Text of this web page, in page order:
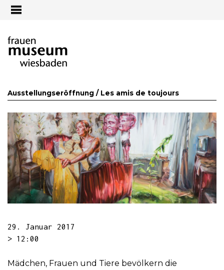
Ausstellungseröffnung / Les amis de toujours
29. Januar 2017
> 12:00
Mädchen, Frauen und Tiere bevölkern die